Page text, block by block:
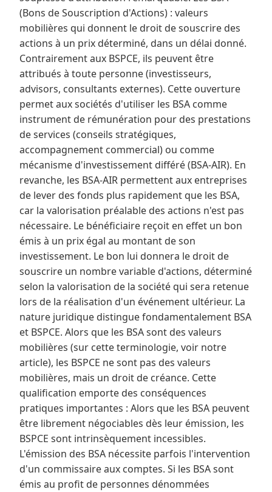
(Bons de Souscription d'Actions) : valeurs
mobilières qui donnent le droit de souscrire des
actions à un prix déterminé, dans un délai donné.
Contrairement aux BSPCE, ils peuvent être
attribués à toute personne (investisseurs,
advisors, consultants externes). Cette ouverture
permet aux sociétés d'utiliser les BSA comme
instrument de rémunération pour des prestations
de services (conseils stratégiques,
accompagnement commercial) ou comme
mécanisme d'investissement différé (BSA-AIR). En
revanche, les BSA-AIR permettent aux entreprises
de lever des fonds plus rapidement que les BSA,
car la valorisation préalable des actions n'est pas
nécessaire. Le bénéficiaire reçoit en effet un bon
émis à un prix égal au montant de son
investissement. Le bon lui donnera le droit de
souscrire un nombre variable d'actions, déterminé
selon la valorisation de la société qui sera retenue
lors de la réalisation d'un événement ultérieur. La
nature juridique distingue fondamentalement BSA
et BSPCE. Alors que les BSA sont des valeurs
mobilières (sur cette terminologie, voir notre
article), les BSPCE ne sont pas des valeurs
mobilières, mais un droit de créance. Cette
qualification emporte des conséquences
pratiques importantes : Alors que les BSA peuvent
être librement négociables dès leur émission, les
BSPCE sont intrinsèquement incessibles.
L'émission des BSA nécessite parfois l'intervention
d'un commissaire aux comptes. Si les BSA sont
émis au profit de personnes dénommées